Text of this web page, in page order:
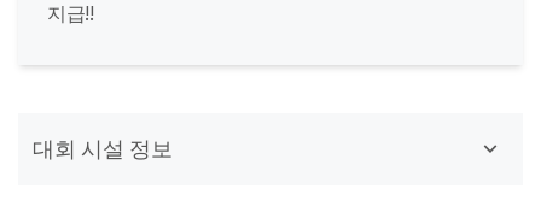
지급!!
대회 시설 정보